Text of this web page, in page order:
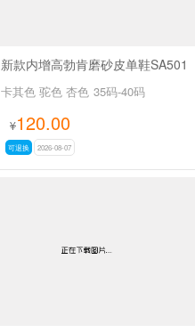
新款内增高勃肯磨砂皮单鞋SA501
卡其色 驼色 杏色 35码-40码
¥120.00
可退换 2026-08-07